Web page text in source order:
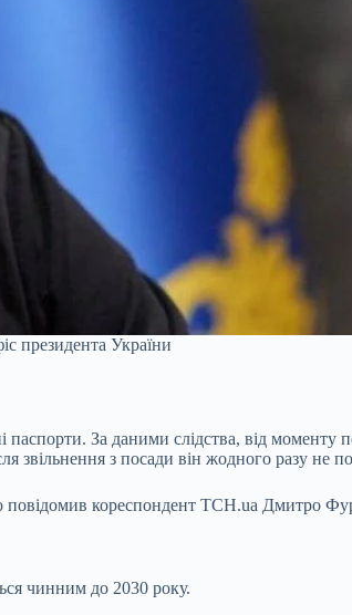
президента України
За даними слідства, від моменту
звільнення з посади він жодного разу не
повідомив кореспондент ТСН.ua Дмитро
чинним до 2030 року.